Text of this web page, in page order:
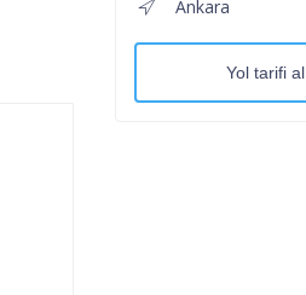
Ankara
Yol tarifi al